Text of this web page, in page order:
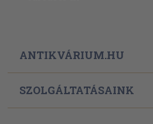
ANTIKVÁRIUM.HU
SZOLGÁLTATÁSAINK